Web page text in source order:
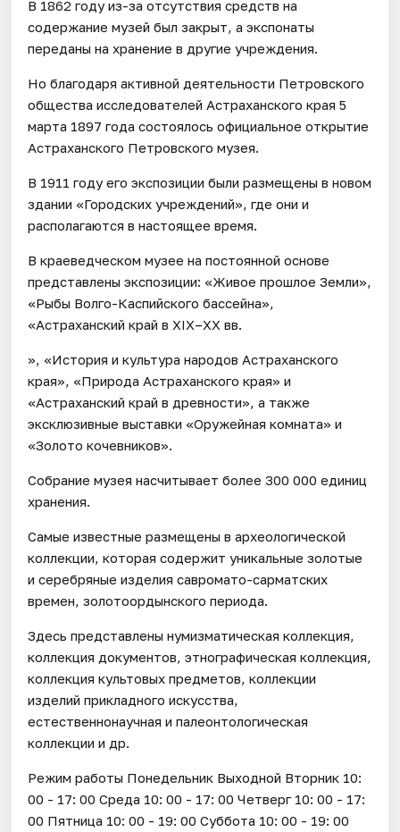
В 1862 году из-за отсутствия средств на
содержание музей был закрыт, а экспонаты
переданы на хранение в другие учреждения.
Но благодаря активной деятельности Петровского
общества исследователей Астраханского края 5
марта 1897 года состоялось официальное открытие
Астраханского Петровского музея.
В 1911 году его экспозиции были размещены в новом
здании «Городских учреждений», где они и
располагаются в настоящее время.
В краеведческом музее на постоянной основе
представлены экспозиции: «Живое прошлое Земли»,
«Рыбы Волго-Каспийского бассейна»,
«Астраханский край в XIX–XX вв.
», «История и культура народов Астраханского
края», «Природа Астраханского края» и
«Астраханский край в древности», а также
эксклюзивные выставки «Оружейная комната» и
«Золото кочевников».
Собрание музея насчитывает более 300 000 единиц
хранения.
Самые известные размещены в археологической
коллекции, которая содержит уникальные золотые
и серебряные изделия савромато-сарматских
времен, золотоордынского периода.
Здесь представлены нумизматическая коллекция,
коллекция документов, этнографическая коллекция,
коллекция культовых предметов, коллекции
изделий прикладного искусства,
естественнонаучная и палеонтологическая
коллекции и др.
Режим работы Понедельник Выходной Вторник 10:
00 - 17: 00 Среда 10: 00 - 17: 00 Четверг 10: 00 - 17:
00 Пятница 10: 00 - 19: 00 Суббота 10: 00 - 19: 00